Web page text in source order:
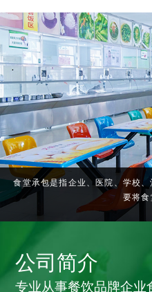
食堂承包是指企业、医院、学校
要将
公司简介
专业从事餐饮品牌企业